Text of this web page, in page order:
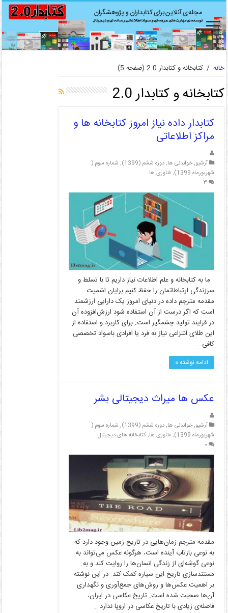
خانه / کتابخانه و کتابدار 2.0 (صفحه 5)
کتابخانه و کتابدار 2.0
کتابدار داده نیاز امروز کتابخانه ها و
مراکز اطلاعاتی
آرشیو,خواندنی ها,دوره ششم (1399) , شماره سوم (
شهریورماه 1399)
, فناوری ها
۳
ما به کتابخانه و علم اطلاعات نیاز داریم تا با تسلط و
سرزندگی ارتباطاتمان را حفظ کنیم برایان اشمیت
مقدمه مترجم داده در دنیای امروز یک دارایی ارزشمند
است که اگر درست از آن استفاده شود ارزش‌افزوده آن
در فرایند تولید چشم­گیر است. برای کاربرد و استفاده از
این طلای انتزاعی نیاز به فرد یا افرادی باسواد تخصصی
کافی …
ادامه نوشته »
عکس ها میراث دیجیتالی بشر
آرشیو,خواندنی ها,دوره ششم (1399) , شماره سوم (
شهریورماه 1399)
, فناوری ها,کتابخانه های دیجیتال
۰
مقدمه مترجم زمان‌هایی در تاریخ زمین وجود دارد که
به نوعی بازتاب آینده است، هرگونه عکس می‌تواند به
نوعی گوشه‌ای از زندگی انسان‌ها را روایت کند و به
مستندسازی تاریخ این سیاره کمک کند. در این نوشته
بر اهمیت عکس‌ها و روش‌های جمع‌آوری و نگهداری
آن‌ها صحبت شده است. تاریخ عکاسی در ایران،
فاصله‌ی زیادی با تاریخ عکاسی در اروپا ندارد …